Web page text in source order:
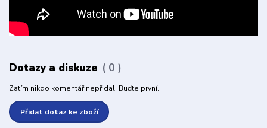
Dotazy a diskuze 0
Zatím nikdo komentář nepřidal. Buďte první.
Přidat dotaz ke zboží